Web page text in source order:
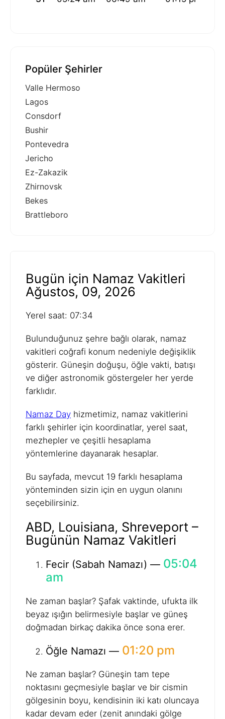
Popüler Şehirler
Valle Hermoso
Lagos
Consdorf
Bushir
Pontevedra
Jericho
Ez-Zakazik
Zhirnovsk
Bekes
Brattleboro
Bugün için Namaz Vakitleri
Ağustos, 09, 2026
Yerel saat: 07:34
Bulunduğunuz şehre bağlı olarak, namaz
vakitleri coğrafi konum nedeniyle değişiklik
gösterir. Güneşin doğuşu, öğle vakti, batışı
ve diğer astronomik göstergeler her yerde
farklıdır.
Namaz Day hizmetimiz, namaz vakitlerini
farklı şehirler için koordinatlar, yerel saat,
mezhepler ve çeşitli hesaplama
yöntemlerine dayanarak hesaplar.
Bu sayfada, mevcut 19 farklı hesaplama
yönteminden sizin için en uygun olanını
seçebilirsiniz.
ABD, Louisiana, Shreveport –
Bugünün Namaz Vakitleri
Fecir (Sabah Namazı) — 05:04
am
Ne zaman başlar? Şafak vaktinde, ufukta ilk
beyaz ışığın belirmesiyle başlar ve güneş
doğmadan birkaç dakika önce sona erer.
Öğle Namazı — 01:20 pm
Ne zaman başlar? Güneşin tam tepe
noktasını geçmesiyle başlar ve bir cismin
gölgesinin boyu, kendisinin iki katı oluncaya
kadar devam eder (zenit anındaki gölge